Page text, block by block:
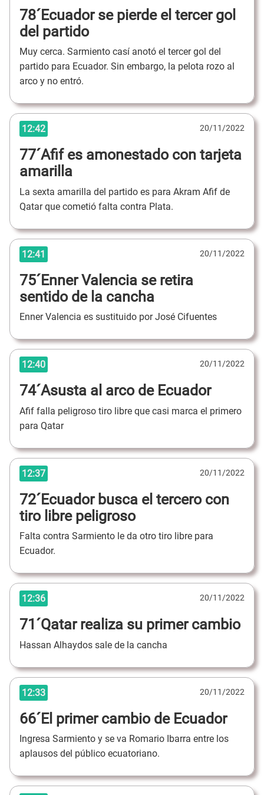
78´Ecuador se pierde el tercer gol
del partido
Muy cerca. Sarmiento casí anotó el tercer gol del
partido para Ecuador. Sin embargo, la pelota rozo al
arco y no entró.
12:42 20/11/2022
77´Afif es amonestado con tarjeta
amarilla
La sexta amarilla del partido es para Akram Afif de
Qatar que cometió falta contra Plata.
12:41 20/11/2022
75´Enner Valencia se retira
sentido de la cancha
Enner Valencia es sustituido por José Cifuentes
12:40 20/11/2022
74´Asusta al arco de Ecuador
Afif falla peligroso tiro libre que casi marca el primero
para Qatar
12:37 20/11/2022
72´Ecuador busca el tercero con
tiro libre peligroso
Falta contra Sarmiento le da otro tiro libre para
Ecuador.
12:36 20/11/2022
71´Qatar realiza su primer cambio
Hassan Alhaydos sale de la cancha
12:33 20/11/2022
66´El primer cambio de Ecuador
Ingresa Sarmiento y se va Romario Ibarra entre los
aplausos del público ecuatoriano.